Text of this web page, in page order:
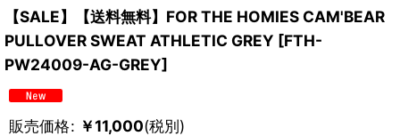
【SALE】【送料無料】FOR THE HOMIES CAM'BEAR
PULLOVER SWEAT ATHLETIC GREY [FTH-
PW24009-AG-GREY]
販売価格: ￥11,000(税別)